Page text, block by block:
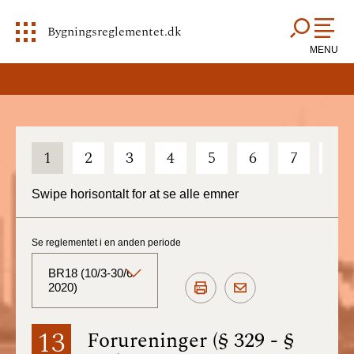
Bygningsreglementet.dk
MENU
1 2 3 4 5 6 7
Swipe horisontalt for at se alle emner
13 Forureninger (§ 329 - §
Se reglementet i en anden periode
BR18 (10/3-30/6
2020)
BR18 (Aktuelt)